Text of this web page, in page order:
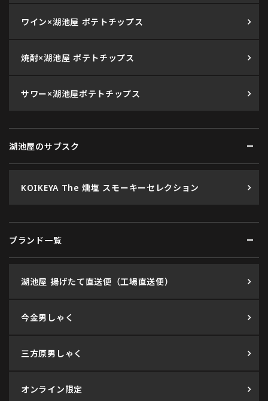
ワイン×湖池屋 ポテトチップス
焼酎×湖池屋 ポテトチップス
サワー×湖池屋ポテトチップス
湖池屋のサブスク
KOIKEYA The 燻塩 スモーキーセレクション
ブランド一覧
湖池屋 揚げたて直送便（工場直送便）
今金男しゃく
三方原男しゃく
オンライン限定